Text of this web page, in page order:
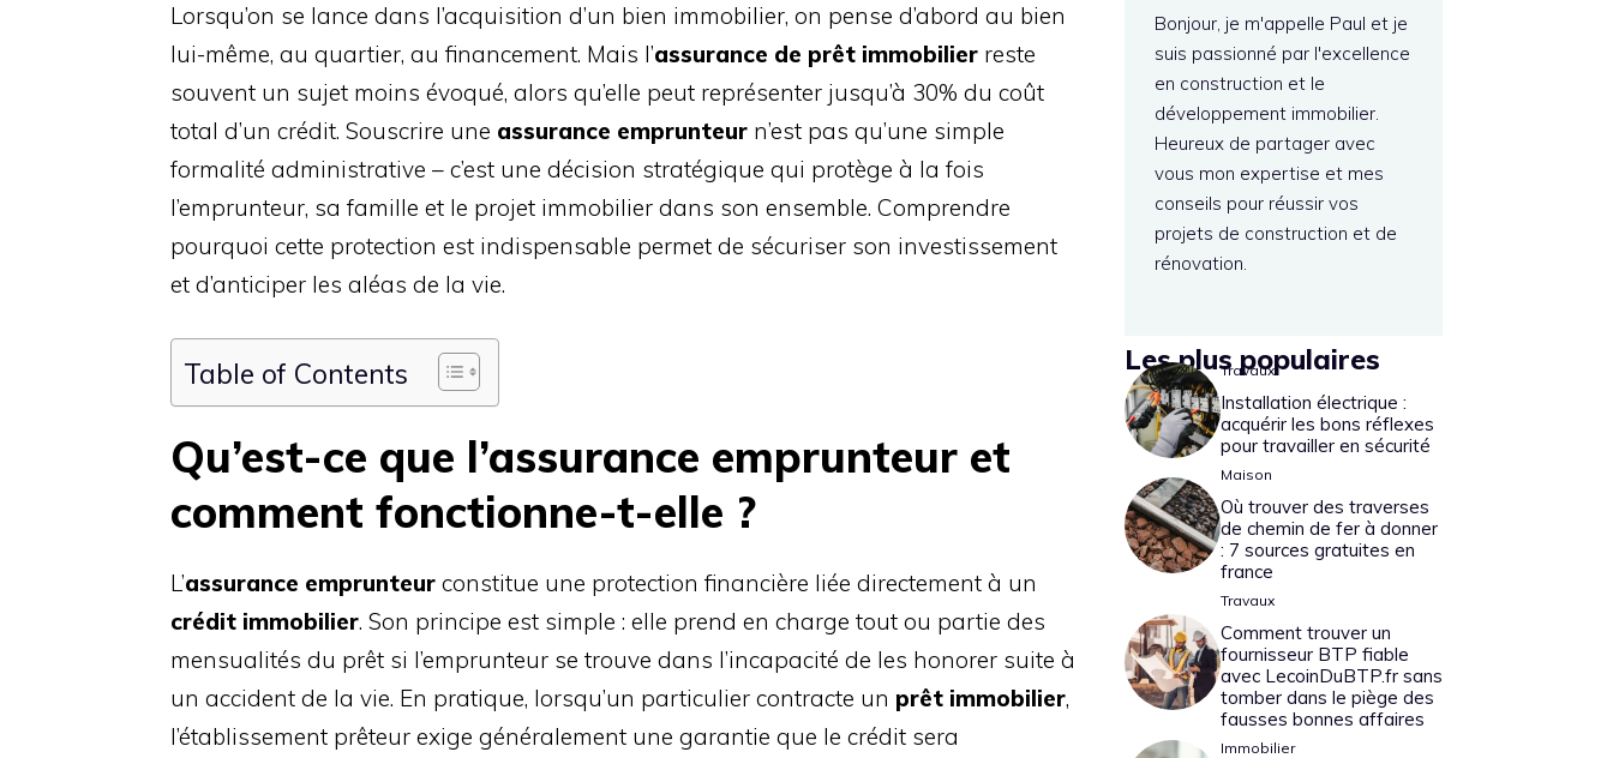
Lorsqu’on se lance dans l’acquisition d’un bien immobilier, on pense d’abord au bien
lui-même, au quartier, au financement. Mais l’assurance de prêt immobilier reste
souvent un sujet moins évoqué, alors qu’elle peut représenter jusqu’à 30% du coût
total d’un crédit. Souscrire une assurance emprunteur n’est pas qu’une simple
formalité administrative – c’est une décision stratégique qui protège à la fois
l’emprunteur, sa famille et le projet immobilier dans son ensemble. Comprendre
pourquoi cette protection est indispensable permet de sécuriser son investissement
et d’anticiper les aléas de la vie.
Table of Contents
Qu’est-ce que l’assurance emprunteur et
comment fonctionne-t-elle ?
L’assurance emprunteur constitue une protection financière liée directement à un
crédit immobilier. Son principe est simple : elle prend en charge tout ou partie des
mensualités du prêt si l’emprunteur se trouve dans l’incapacité de les honorer suite à
un accident de la vie. En pratique, lorsqu’un particulier contracte un prêt immobilier,
l’établissement prêteur exige généralement une garantie que le crédit sera
Bonjour, je m'appelle Paul et je
suis passionné par l'excellence
en construction et le
développement immobilier.
Heureux de partager avec
vous mon expertise et mes
conseils pour réussir vos
projets de construction et de
rénovation.
Les plus populaires
Travaux
Installation électrique :
acquérir les bons réflexes
pour travailler en sécurité
Maison
Où trouver des traverses
de chemin de fer à donner
: 7 sources gratuites en
france
Travaux
Comment trouver un
fournisseur BTP fiable
avec LecoinDuBTP.fr sans
tomber dans le piège des
fausses bonnes affaires
Immobilier